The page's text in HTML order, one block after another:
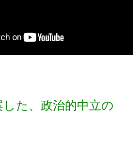
た、政治的中立の